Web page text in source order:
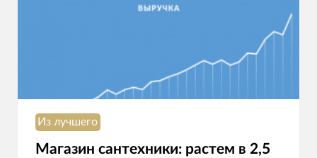
Из лучшего
Магазин сантехники: растем в 2,5